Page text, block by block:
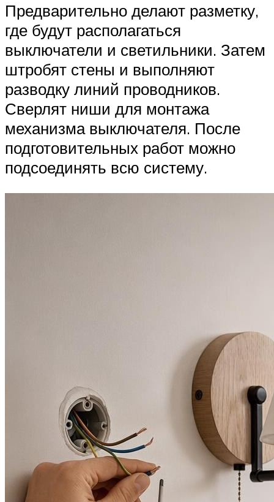
Предварительно делают разметку,
где будут располагаться
выключатели и светильники. Затем
штробят стены и выполняют
разводку линий проводников.
Сверлят ниши для монтажа
механизма выключателя. После
подготовительных работ можно
подсоединять всю систему.